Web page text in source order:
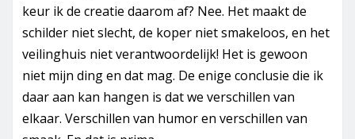
keur ik de creatie daarom af? Nee. Het maakt de
schilder niet slecht, de koper niet smakeloos, en het
veilinghuis niet verantwoordelijk! Het is gewoon
niet mijn ding en dat mag. De enige conclusie die ik
daar aan kan hangen is dat we verschillen van
elkaar. Verschillen van humor en verschillen van